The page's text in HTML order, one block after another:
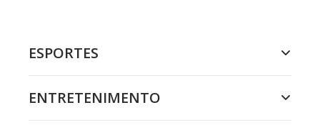
ESPORTES
ENTRETENIMENTO